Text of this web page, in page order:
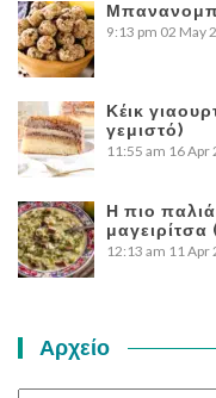
9:13 pm 02 May
Κέικ
γεμιστό)
11:55 am 16 Apr
Η πιο
μαγειρίτσα
12:13 am 11 Apr
Αρχείο